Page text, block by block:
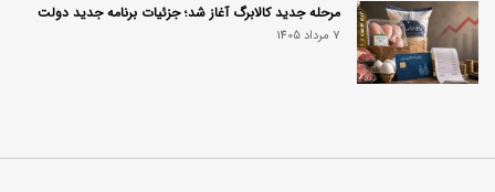
مرحله جدید کالابرگ آغاز شد؛ جزئیات برنامه جدید دولت
7 مرداد 1405